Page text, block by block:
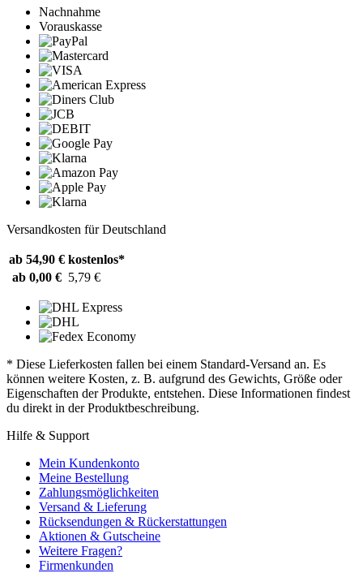
Nachnahme
Vorauskasse
Versandkosten für Deutschland
ab 54,90 € kostenlos*
ab 0,00 € 5,79 €
* Diese Lieferkosten fallen bei einem Standard-Versand an. Es
können weitere Kosten, z. B. aufgrund des Gewichts, Größe oder
Eigenschaften der Produkte, entstehen. Diese Informationen findest
du direkt in der Produktbeschreibung.
Hilfe & Support
Mein Kundenkonto
Meine Bestellung
Zahlungsmöglichkeiten
Versand & Lieferung
Rücksendungen & Rückerstattungen
Aktionen & Gutscheine
Weitere Fragen?
Firmenkunden